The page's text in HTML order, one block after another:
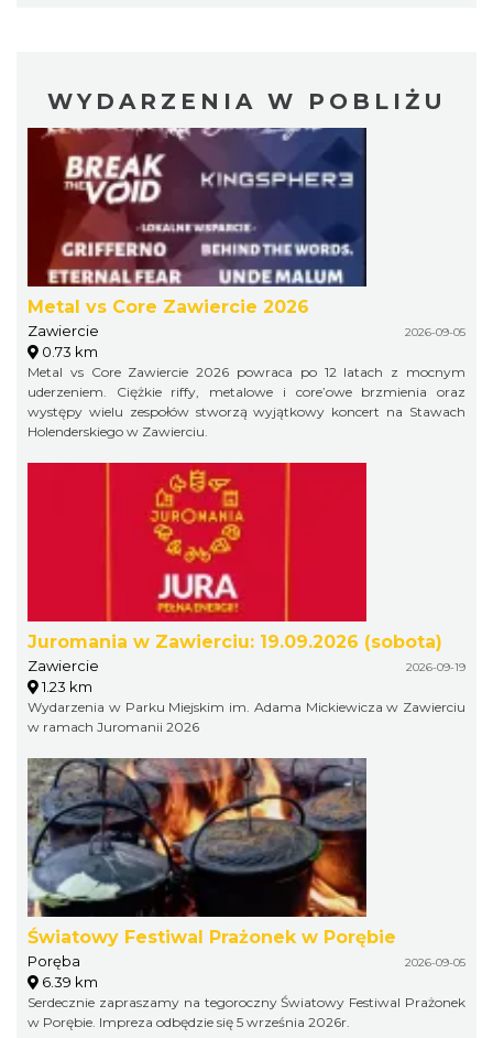
WYDARZENIA W POBLIŻU
Metal vs Core Zawiercie 2026
Zawiercie 2026-09-05
0.73 km
Metal vs Core Zawiercie 2026 powraca po 12 latach z mocnym
uderzeniem. Ciężkie riffy, metalowe i core’owe brzmienia oraz
występy wielu zespołów stworzą wyjątkowy koncert na Stawach
Holenderskiego w Zawierciu.
Juromania w Zawierciu: 19.09.2026 (sobota)
Zawiercie 2026-09-19
1.23 km
Wydarzenia w Parku Miejskim im. Adama Mickiewicza w Zawierciu
w ramach Juromanii 2026
Światowy Festiwal Prażonek w Porębie
Poręba 2026-09-05
6.39 km
Serdecznie zapraszamy na tegoroczny Światowy Festiwal Prażonek
w Porębie. Impreza odbędzie się 5 września 2026r.